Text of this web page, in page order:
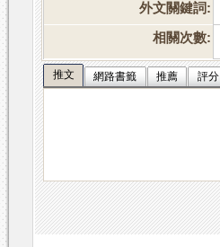
外文關鍵詞:
相關次數:
推文 網路書籤 推薦 評分